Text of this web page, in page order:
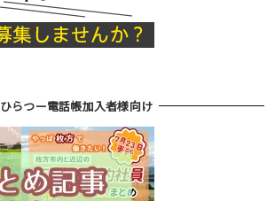
ひらつー電話帳加入者様向け